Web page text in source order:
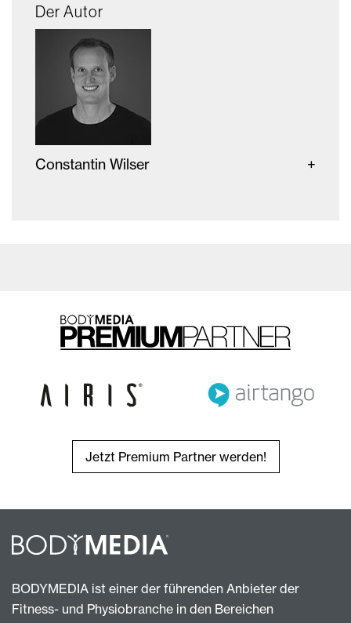
Der Autor
Constantin Wilser
Jetzt Premium Partner werden!
BODYMEDIA ist einer der führenden Anbieter der
Fitness- und Physiobranche in den Bereichen